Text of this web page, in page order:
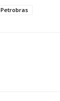
Petrobras